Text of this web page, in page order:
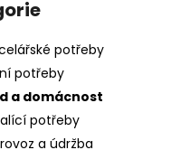
potřeby
potřeby
a domácnost
potřeby
a údržba
70103, A3, 2 VÁLCE
2 667 Kč